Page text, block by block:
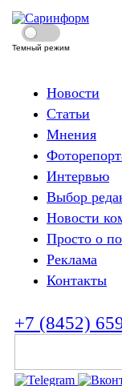
Темный режим
Новости
Статьи
Мнения
Интервью
Выбор
Новости
Просто о
Реклама
Контакты
+7 (8452)